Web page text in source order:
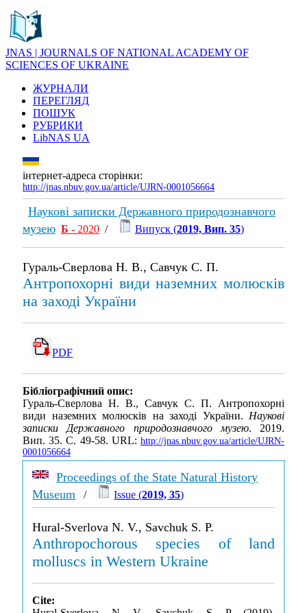
JNAS | JOURNALS OF NATIONAL ACADEMY OF
SCIENCES OF UKRAINE
ЖУРНАЛИ
ПЕРЕГЛЯД
ПОШУК
РУБРИКИ
LibNAS UA
інтернет-адреса сторінки:
http://jnas.nbuv.gov.ua/article/UJRN-0001056664
Наукові записки Державного природознавчого
музею Б - 2020 / Випуск (2019, Вип. 35)
Гураль-Сверлова Н. В., Савчук С. П.
Антропохорні види наземних молюсків
на заході України
PDF
Бібліографічний опис:
Гураль-Сверлова Н. В., Савчук С. П. Антропохорні
види наземних молюсків на заході України. Наукові
записки Державного природознавчого музею. 2019.
Вип. 35. С. 49-58. URL: http://jnas.nbuv.gov.ua/article/UJRN-
0001056664
Proceedings of the State Natural History
Museum / Issue (2019, 35)
Hural-Sverlova N. V., Savchuk S. P.
Anthropochorous species of land
molluscs in Western Ukraine
Cite: